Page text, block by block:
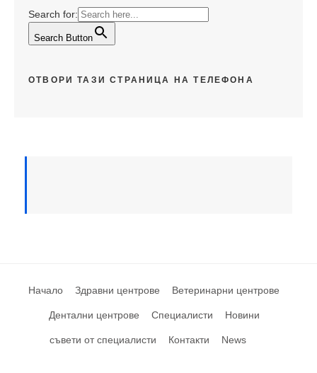
Search for:
Search Button
ОТВОРИ ТАЗИ СТРАНИЦА НА ТЕЛЕФОНА
Начало Здравни центрове Ветеринарни центрове
Дентални центрове Специалисти Новини
съвети от специалисти Контакти News